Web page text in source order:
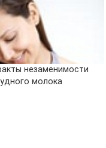
незаменимости
молока